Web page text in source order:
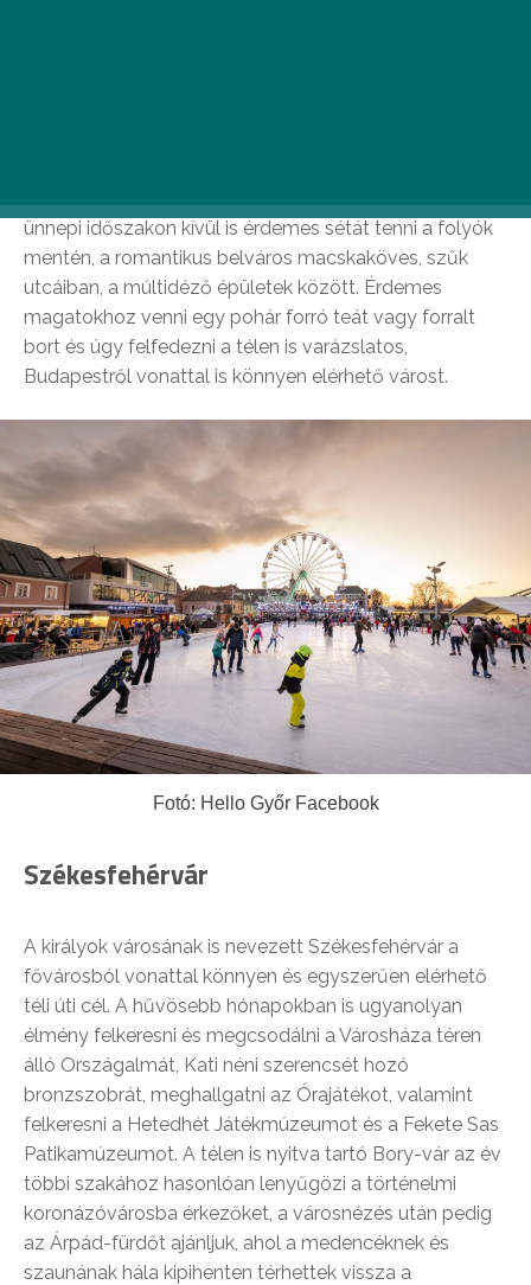
ünnepi időszakon kívül is érdemes sétát tenni a folyók
mentén, a romantikus belváros macskaköves, szűk
utcáiban, a múltidéző épületek között. Érdemes
magatokhoz venni egy pohár forró teát vagy forralt
bort és úgy felfedezni a télen is varázslatos,
Budapestről vonattal is könnyen elérhető várost.
Fotó: Hello Győr Facebook
Székesfehérvár
A királyok városának is nevezett Székesfehérvár a
fővárosból vonattal könnyen és egyszerűen elérhető
téli úti cél. A hűvösebb hónapokban is ugyanolyan
élmény felkeresni és megcsodálni a Városháza téren
álló Országalmát, Kati néni szerencsét hozó
bronzszobrát, meghallgatni az Órajátékot, valamint
felkeresni a Hetedhét Játékmúzeumot és a Fekete Sas
Patikamúzeumot. A télen is nyitva tartó Bory-vár az év
többi szakához hasonlóan lenyűgözi a történelmi
koronázóvárosba érkezőket, a városnézés után pedig
az Árpád-fürdőt ajánljuk, ahol a medencéknek és
szaunának hála kipihenten térhettek vissza a